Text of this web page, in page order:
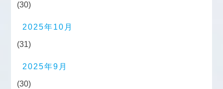
(30)
2025年10月
(31)
2025年9月
(30)